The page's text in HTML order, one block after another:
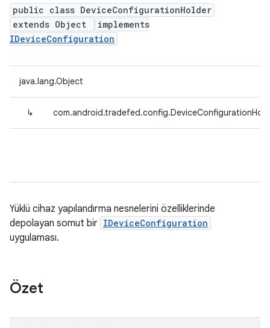
public class DeviceConfigurationHolder
extends Object
implements
IDeviceConfiguration
java.lang.Object
↳
Yüklü cihaz yapılandırma nesnelerini özelliklerinde
depolayan somut bir IDeviceConfiguration
uygulaması.
Özet